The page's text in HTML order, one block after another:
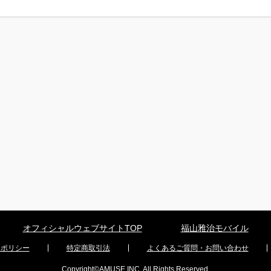
オフィシャルウェブサイトTOP 福山雅治モバイル
リシー 特定商取引法 よくあるご質問・お問い合わせ
Copyright©AMUSE INC. All Rights Reserved.